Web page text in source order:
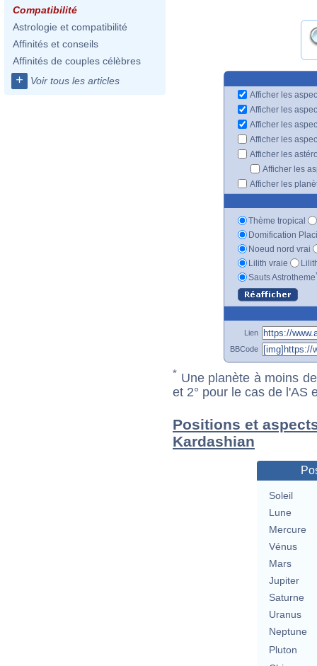
Compatibilité
Astrologie et compatibilité
Affinités et conseils
Affinités de couples célèbres
+ Voir tous les articles
Afficher les
Afficher les
Afficher les
Afficher les
Afficher les
Afficher les
Afficher les
Thème tropical
Domification
Noeud nord vrai
Lilith vraie
Sauts Astrotheme
Lien
BBCode
* Une planète à moins
et 2° pour le cas de l'AS
Positions et
Kardashian
Soleil
Lune
Mercure
Vénus
Mars
Jupiter
Saturne
Uranus
Neptune
Pluton